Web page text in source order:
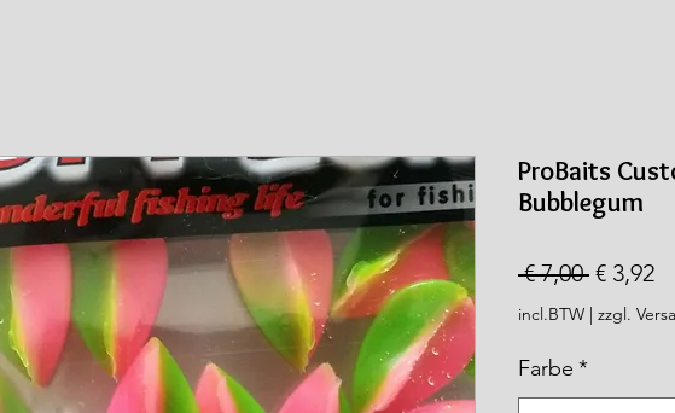
area.com
ProBaits
Bubblegum
€ 7,00 Normale
prijs
€ 3,92
incl.BTW | zzgl.
Farbe *